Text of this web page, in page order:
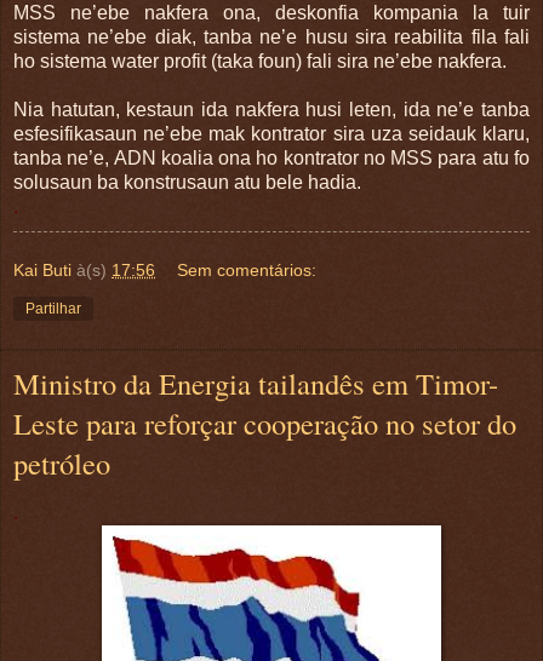
MSS ne’ebe nakfera ona, deskonfia kompania la tuir
sistema ne’ebe diak, tanba ne’e husu sira reabilita fila fali
ho sistema water profit (taka foun) fali sira ne’ebe nakfera.
Nia hatutan, kestaun ida nakfera husi leten, ida ne’e tanba
esfesifikasaun ne’ebe mak kontrator sira uza seidauk klaru,
tanba ne’e, ADN koalia ona ho kontrator no MSS para atu fo
solusaun ba konstrusaun atu bele hadia.
.
Kai Buti à(s) 17:56 Sem comentários:
Partilhar
Ministro da Energia tailandês em Timor-
Leste para reforçar cooperação no setor do
petróleo
.